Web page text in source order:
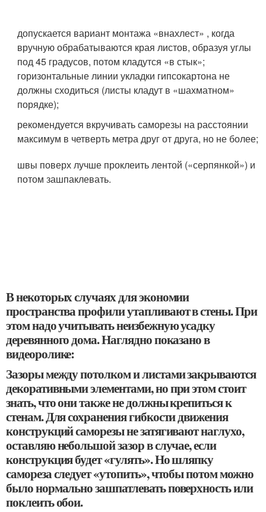
допускается вариант монтажа «внахлест» , когда
вручную обрабатываются края листов, образуя углы
под 45 градусов, потом кладутся «в стык»;
горизонтальные линии укладки гипсокартона не
должны сходиться (листы кладут в «шахматном»
порядке);
рекомендуется вкручивать саморезы на расстоянии
максимум в четверть метра друг от друга, но не более;
швы поверх лучше проклеить лентой («серпянкой») и
потом зашпаклевать.
В некоторых случаях для экономии
пространства профили утапливают в стены. При
этом надо учитывать неизбежную усадку
деревянного дома. Наглядно показано в
видеоролике:
Зазоры между потолком и листами закрываются
декоративными элементами, но при этом стоит
знать, что они также не должны крепиться к
стенам. Для сохранения гибкости движения
конструкций саморезы не затягивают наглухо,
оставляю небольшой зазор в случае, если
конструкция будет «гулять». Но шляпку
самореза следует «утопить», чтобы потом можно
было нормально зашпатлевать поверхность или
поклеить обои.